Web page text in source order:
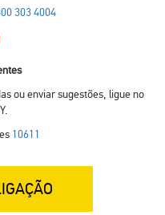
303 4004
ou enviar sugestões, ligue no
10611